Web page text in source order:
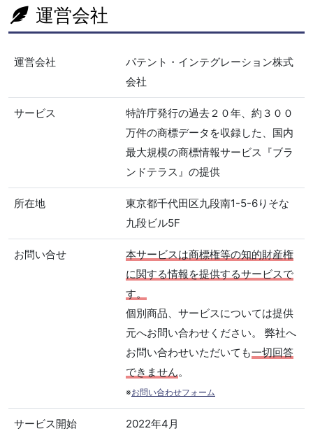
運営会社
運営会社
パテント・インテグレーション株式
会社
サービス
特許庁発行の過去２０年、約３００
万件の商標データを収録した、国内
最大規模の商標情報サービス『ブラ
ンドテラス』の提供
所在地
東京都千代田区九段南1-5-6りそな
九段ビル5F
お問い合せ
本サービスは商標権等の知的財産権
に関する情報を提供するサービスで
す。
個別商品、サービスについては提供
元へお問い合わせください。 弊社へ
お問い合わせいただいても一切回答
できません。
※お問い合わせフォーム
サービス開始 2022年4月